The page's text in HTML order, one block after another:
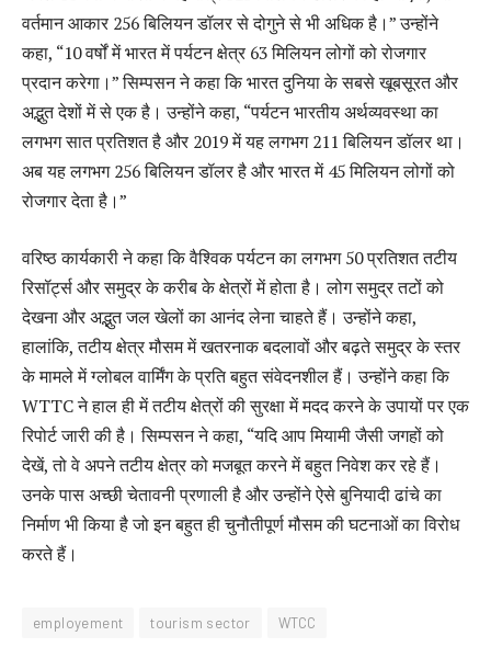
वर्तमान आकार 256 बिलियन डॉलर से दोगुने से भी अधिक है।” उन्होंने
कहा, “10 वर्षों में भारत में पर्यटन क्षेत्र 63 मिलियन लोगों को रोजगार
प्रदान करेगा।” सिम्पसन ने कहा कि भारत दुनिया के सबसे खूबसूरत और
अद्भुत देशों में से एक है। उन्होंने कहा, “पर्यटन भारतीय अर्थव्यवस्था का
लगभग सात प्रतिशत है और 2019 में यह लगभग 211 बिलियन डॉलर था।
अब यह लगभग 256 बिलियन डॉलर है और भारत में 45 मिलियन लोगों को
रोजगार देता है।”
वरिष्ठ कार्यकारी ने कहा कि वैश्विक पर्यटन का लगभग 50 प्रतिशत तटीय
रिसॉर्ट्स और समुद्र के करीब के क्षेत्रों में होता है। लोग समुद्र तटों को
देखना और अद्भुत जल खेलों का आनंद लेना चाहते हैं। उन्होंने कहा,
हालांकि, तटीय क्षेत्र मौसम में खतरनाक बदलावों और बढ़ते समुद्र के स्तर
के मामले में ग्लोबल वार्मिंग के प्रति बहुत संवेदनशील हैं। उन्होंने कहा कि
WTTC ने हाल ही में तटीय क्षेत्रों की सुरक्षा में मदद करने के उपायों पर एक
रिपोर्ट जारी की है। सिम्पसन ने कहा, “यदि आप मियामी जैसी जगहों को
देखें, तो वे अपने तटीय क्षेत्र को मजबूत करने में बहुत निवेश कर रहे हैं।
उनके पास अच्छी चेतावनी प्रणाली है और उन्होंने ऐसे बुनियादी ढांचे का
निर्माण भी किया है जो इन बहुत ही चुनौतीपूर्ण मौसम की घटनाओं का विरोध
करते हैं।
employement tourism sector WTCC